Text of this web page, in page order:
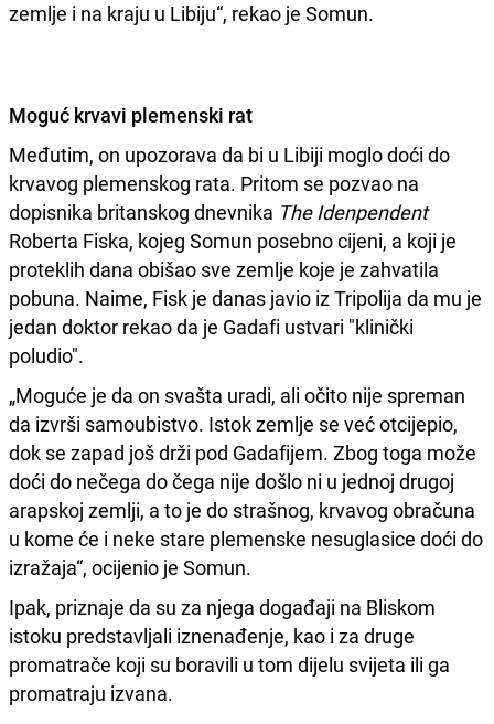
zemlje i na kraju u Libiju“, rekao je Somun.
Moguć krvavi plemenski rat
Međutim, on upozorava da bi u Libiji moglo doći do
krvavog plemenskog rata. Pritom se pozvao na
dopisnika britanskog dnevnika The Idenpendent
Roberta Fiska, kojeg Somun posebno cijeni, a koji je
proteklih dana obišao sve zemlje koje je zahvatila
pobuna. Naime, Fisk je danas javio iz Tripolija da mu je
jedan doktor rekao da je Gadafi ustvari "klinički
poludio".
„Moguće je da on svašta uradi, ali očito nije spreman
da izvrši samoubistvo. Istok zemlje se već otcijepio,
dok se zapad još drži pod Gadafijem. Zbog toga može
doći do nečega do čega nije došlo ni u jednoj drugoj
arapskoj zemlji, a to je do strašnog, krvavog obračuna
u kome će i neke stare plemenske nesuglasice doći do
izražaja“, ocijenio je Somun.
Ipak, priznaje da su za njega događaji na Bliskom
istoku predstavljali iznenađenje, kao i za druge
promatrače koji su boravili u tom dijelu svijeta ili ga
promatraju izvana.